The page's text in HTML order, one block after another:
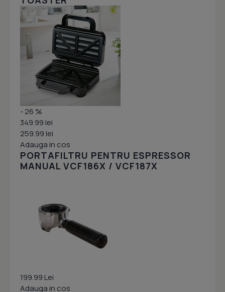
- 26 %
349.99 lei
259.99 lei
Adauga in cos
PORTAFILTRU PENTRU ESPRESSOR
MANUAL VCF186X / VCF187X
199.99 Lei
Adauga in cos